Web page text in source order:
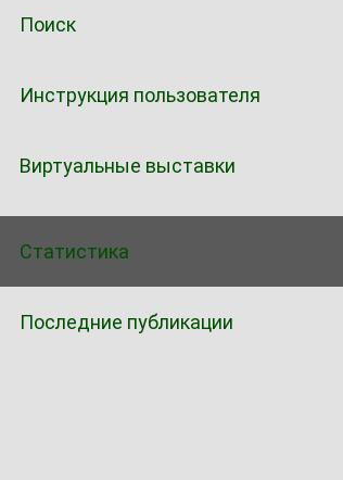
Поиск
Инструкция пользователя
Виртуальные выставки
Статистика
Последние публикации